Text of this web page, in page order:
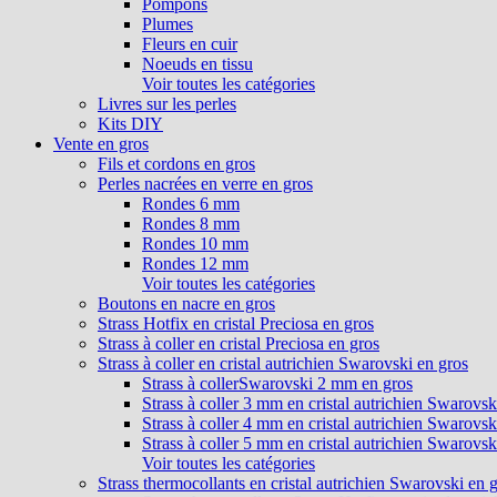
Pompons
Plumes
Fleurs en cuir
Noeuds en tissu
Voir toutes les catégories
Livres sur les perles
Kits DIY
Vente en gros
Fils et cordons en gros
Perles nacrées en verre en gros
Rondes 6 mm
Rondes 8 mm
Rondes 10 mm
Rondes 12 mm
Voir toutes les catégories
Boutons en nacre en gros
Strass Hotfix en cristal Preciosa en gros
Strass à coller en cristal Preciosa en gros
Strass à coller en cristal autrichien Swarovski en gros
Strass à collerSwarovski 2 mm en gros
Strass à coller 3 mm en cristal autrichien
Strass à coller 4 mm en cristal autrichien
Strass à coller 5 mm en cristal autrichien
Voir toutes les catégories
Strass thermocollants en cristal autrichien Swarovski en